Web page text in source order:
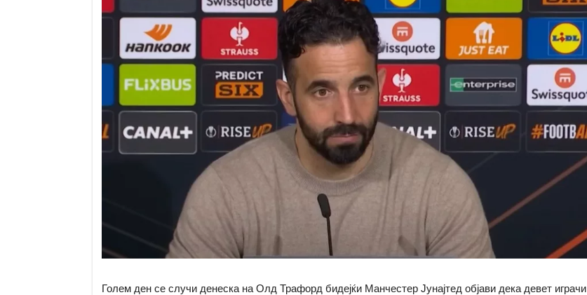
Голем ден се случи денеска на Олд Трафорд бидејќи Манчестер Јунајтед објави дека девет играчи